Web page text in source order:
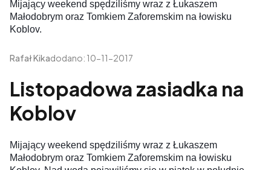
Mijający weekend spędziliśmy wraz z Łukaszem
Małodobrym oraz Tomkiem Zaforemskim na łowisku
Koblov.
Rafał Kikadodano: 10-11-2017
Listopadowa zasiadka na
Koblov
Mijający weekend spędziliśmy wraz z Łukaszem
Małodobrym oraz Tomkiem Zaforemskim na łowisku